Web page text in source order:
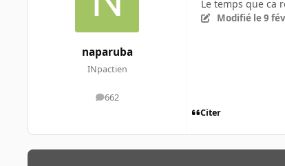
naparuba
INpactien
662
messages
Le temps que ca
Modifié le 9
Citer